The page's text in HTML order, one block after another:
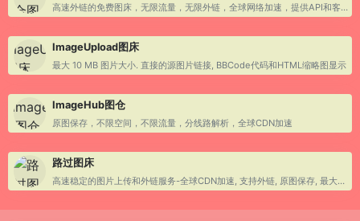
高速外链的免费图床，无限流量，无限外链，全球网络加速，提供API和客户端上传图片
ImageUpload图床
最大 10 MB 图片大小. 直接的源图片链接, BBCode代码和HTML缩略图显示
ImageHub图仓
原图保存，不限空间，不限流量，分线路解析，全球CDN加速
路过图床
高速稳定的图片上传和外链服务-全球CDN加速, 支持外链, 原图保存, 最大单张支持10 MB